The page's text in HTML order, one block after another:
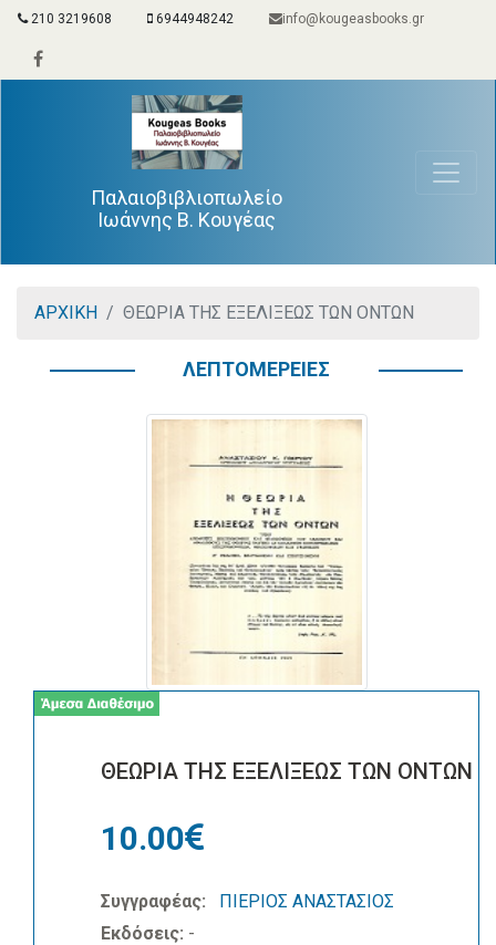
210 3219608 6944948242 info@kougeasbooks.gr
Παλαιοβιβλιοπωλείο
Ιωάννης Β. Κουγέας
ΑΡΧΙΚΗ ΘΕΩΡΙΑ ΤΗΣ ΕΞΕΛΙΞΕΩΣ ΤΩΝ ΟΝΤΩΝ
ΛΕΠΤΟΜΕΡΕΙΕΣ
ΘΕΩΡΙΑ ΤΗΣ ΕΞΕΛΙΞΕΩΣ ΤΩΝ ΟΝΤΩΝ
10.00
Συγγραφέας:
ΠΙΕΡΙΟΣ ΑΝΑΣΤΑΣΙΟΣ
Εκδόσεις: -